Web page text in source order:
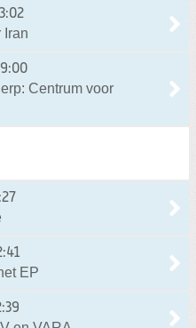
Iran
Centrum voor
EP